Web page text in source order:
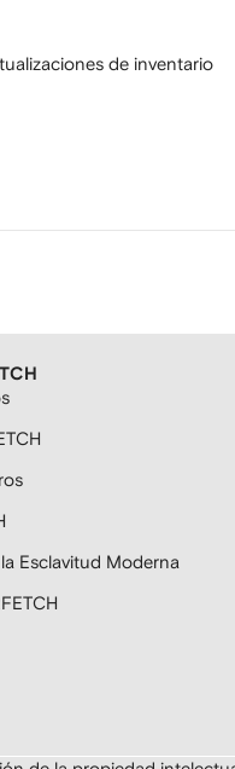
de inventario
Esclavitud Moderna